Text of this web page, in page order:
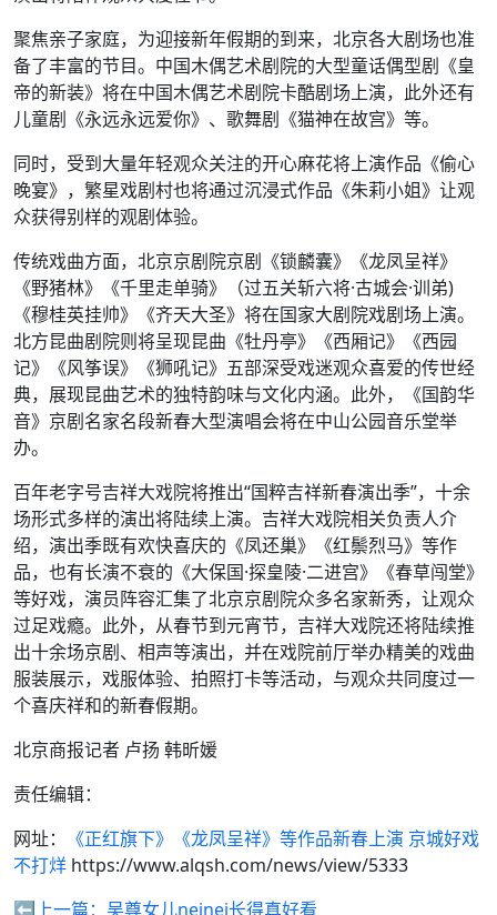
聚焦亲子家庭，为迎接新年假期的到来，北京各大剧场也准
备了丰富的节目。中国木偶艺术剧院的大型童话偶型剧《皇
帝的新装》将在中国木偶艺术剧院卡酷剧场上演，此外还有
儿童剧《永远永远爱你》、歌舞剧《猫神在故宫》等。
同时，受到大量年轻观众关注的开心麻花将上演作品《偷心
晚宴》，繁星戏剧村也将通过沉浸式作品《朱莉小姐》让观
众获得别样的观剧体验。
传统戏曲方面，北京京剧院京剧《锁麟囊》《龙凤呈祥》
《野猪林》《千里走单骑》（过五关斩六将·古城会·训弟)
《穆桂英挂帅》《齐天大圣》将在国家大剧院戏剧场上演。
北方昆曲剧院则将呈现昆曲《牡丹亭》《西厢记》《西园
记》《风筝误》《狮吼记》五部深受戏迷观众喜爱的传世经
典，展现昆曲艺术的独特韵味与文化内涵。此外，《国韵华
音》京剧名家名段新春大型演唱会将在中山公园音乐堂举
办。
百年老字号吉祥大戏院将推出“国粹吉祥新春演出季”，十余
场形式多样的演出将陆续上演。吉祥大戏院相关负责人介
绍，演出季既有欢快喜庆的《凤还巢》《红鬃烈马》等作
品，也有长演不衰的《大保国·探皇陵·二进宫》《春草闯堂》
等好戏，演员阵容汇集了北京京剧院众多名家新秀，让观众
过足戏瘾。此外，从春节到元宵节，吉祥大戏院还将陆续推
出十余场京剧、相声等演出，并在戏院前厅举办精美的戏曲
服装展示，戏服体验、拍照打卡等活动，与观众共同度过一
个喜庆祥和的新春假期。
北京商报记者 卢扬 韩昕媛
责任编辑：
网址：
《正红旗下》《龙凤呈祥》等作品新春上演 京城好戏
不打烊 https://www.alqsh.com/news/view/5333
⬅️上一篇： 吴尊女儿neinei长得真好看